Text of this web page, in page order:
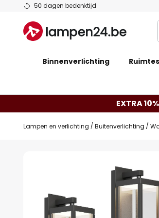
50 dagen bedenktijd
Ga
de
inhoud
Binnenverlichting Ruimtes
EXTRA
Lampen en verlichting Buitenverlichting